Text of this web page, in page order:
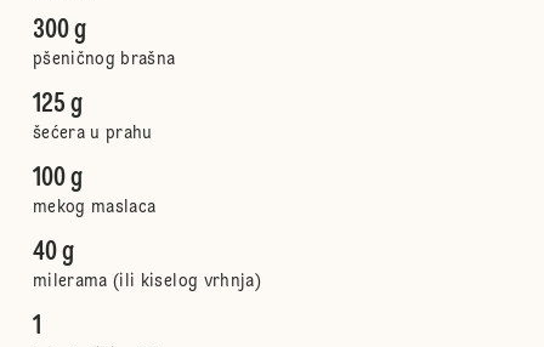
300 g
pšeničnog brašna
125 g
šećera u prahu
100 g
mekog maslaca
40 g
milerama (ili kiselog vrhnja)
1